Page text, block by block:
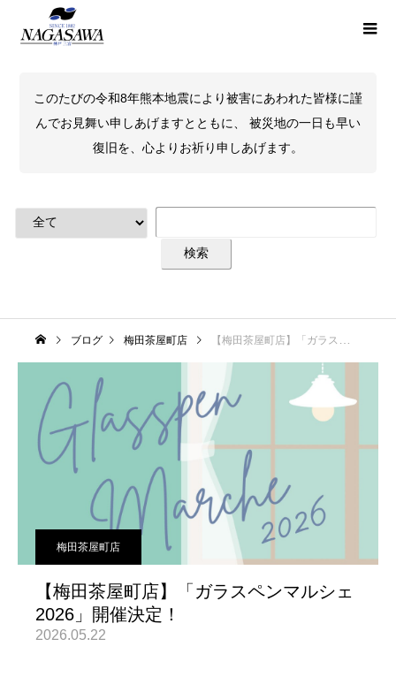
このたびの令和8年熊本地震により被害にあわれた皆様に謹
んでお見舞い申しあげますとともに、 被災地の一日も早い
復旧を、心よりお祈り申しあげます。
ブログ 梅田茶屋町店 【梅田茶屋町店】「ガラスペンマルシェ2026」開催決定！
梅田茶屋町店
【梅田茶屋町店】「ガラスペンマルシェ
2026」開催決定！
2026.05.22